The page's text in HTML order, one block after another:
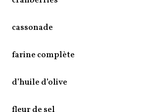
cassonade
farine complète
d’huile d’olive